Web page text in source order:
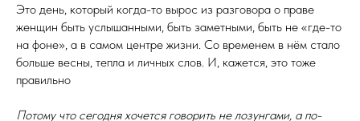
Это день, который когда-то вырос из разговора о праве
женщин быть услышанными, быть заметными, быть не «где-то
на фоне», а в самом центре жизни. Со временем в нём стало
больше весны, тепла и личных слов. И, кажется, это тоже
правильно
Потому что сегодня хочется говорить не лозунгами, а по-